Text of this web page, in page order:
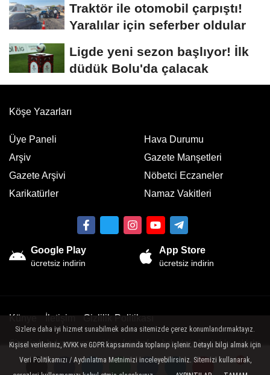
Traktör ile otomobil çarpıştı!
Yaralılar için seferber oldular
Ligde yeni sezon başlıyor! İlk
düdük Bolu'da çalacak
Köşe Yazarları
Üye Paneli
Arşiv
Gazete Arşivi
Karikatürler
Hava Durumu
Gazete Manşetleri
Nöbetci Eczaneler
Namaz Vakitleri
Google Play
ücretsiz indirin
App Store
ücretsiz indirin
Künye İletişim Gizlilik Politikası
Sitemizde bulunan yazı , video, fotoğraf ve haberlerin her hakkı saklıdır.
Sizlere daha iyi hizmet sunabilmek adına sitemizde çerez konumlandırmaktayız.
Kişisel verileriniz, KVKK ve GDPR kapsamında toplanıp işlenir. Detaylı bilgi almak için
Veri Politikamızı / Aydınlatma Metnimizi inceleyebilirsiniz. Sitemizi kullanarak,